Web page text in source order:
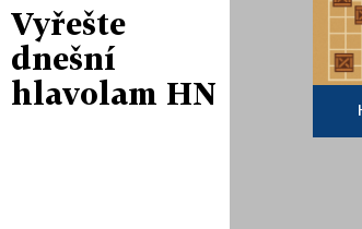
Vyřešte
dnešní
hlavolam HN